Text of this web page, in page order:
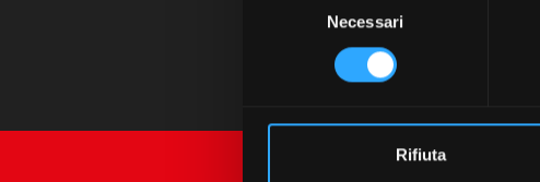
Necessari
Rifiuta